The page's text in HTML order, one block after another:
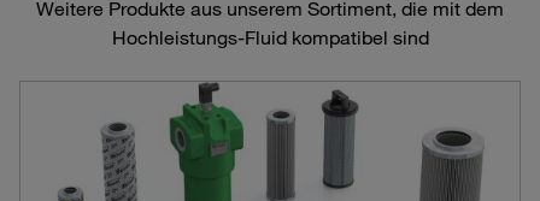
Weitere Produkte aus unserem Sortiment, die mit dem
Hochleistungs-Fluid kompatibel sind